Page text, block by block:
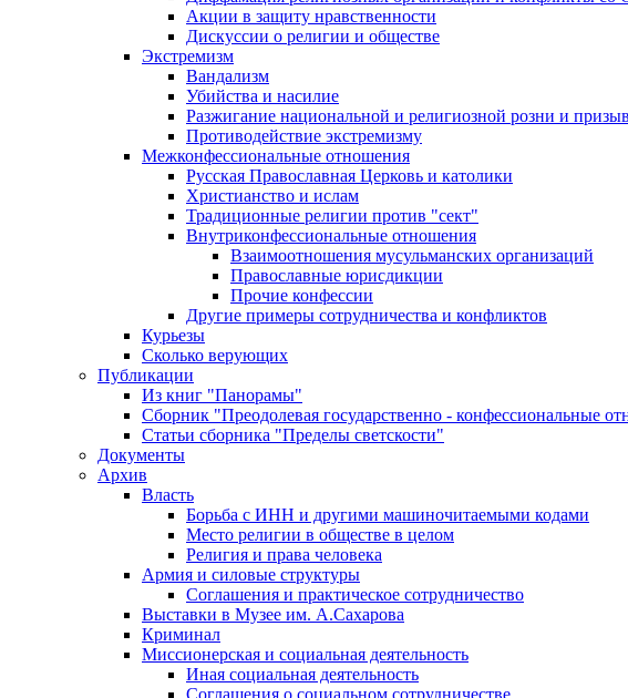
Акции в защиту нравственности
Дискуссии о религии и обществе
Экстремизм
Вандализм
Убийства и насилие
Разжигание национальной и религиозной розни и
Противодействие экстремизму
Межконфессиональные отношения
Русская Православная Церковь и католики
Христианство и ислам
Традиционные религии против "сект"
Внутриконфессиональные отношения
Взаимоотношения мусульманских организаций
Православные юрисдикции
Прочие конфессии
Другие примеры сотрудничества и конфликтов
Курьезы
Сколько верующих
Публикации
Из книг "Панорамы"
Сборник "Преодолевая государственно - конфессиональные
Статьи сборника "Пределы светскости"
Документы
Архив
Власть
Борьба с ИНН и другими машиночитаемыми кодами
Место религии в обществе в целом
Религия и права человека
Армия и силовые структуры
Соглашения и практическое сотрудничество
Выставки в Музее им. А.Сахарова
Криминал
Миссионерская и социальная деятельность
Иная социальная деятельность